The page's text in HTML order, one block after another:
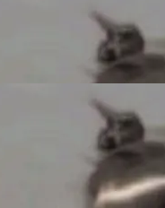
这些后
。
T
拷贝
场景的
的技术